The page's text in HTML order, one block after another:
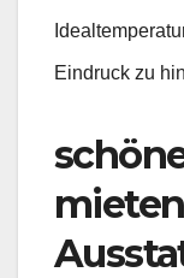
Eindruck zu
mieten